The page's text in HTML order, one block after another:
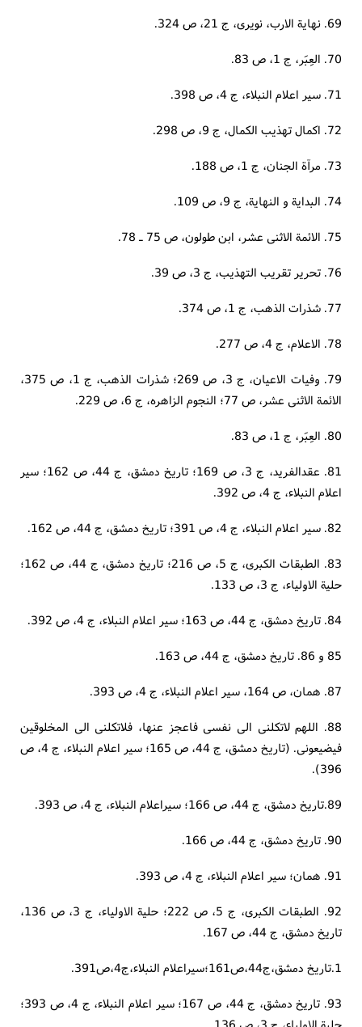
69. نهایة الارب، نویری، ج 21، ص 324.
70. العِبَر، ج 1، ص 83.
71. سیر اعلام النبلاء، ج 4، ص 398.
72. اکمال تهذیب الکمال، ج 9، ص 298.
73. مرآة الجنان، ج 1، ص 188.
74. البدایة و النهایة، ج 9، ص 109.
75. الائمة الاثنی عشر، ابن طولون، ص 75 ـ 78.
76. تحریر تقریب التهذیب، ج 3، ص 39.
77. شذرات الذهب، ج 1، ص 374.
78. الاعلام، ج 4، ص 277.
79. وفیات الاعیان، ج 3، ص 269؛ شذرات الذهب، ج 1، ص 375،
الائمة الاثنی عشر، ص 77؛ النجوم الزاهره، ج 6، ص 229.
80. العِبَر، ج 1، ص 83.
81. عقدالفرید، ج 3، ص 169؛ تاریخ دمشق، ج 44، ص 162؛ سیر
اعلام النبلاء، ج 4، ص 392.
82. سیر اعلام النبلاء، ج 4، ص 391؛ تاریخ دمشق، ج 44، ص 162.
83. الطبقات الکبری، ج 5، ص 216؛ تاریخ دمشق، ج 44، ص 162؛
حلیة الاولیاء، ج 3، ص 133.
84. تاریخ دمشق، ج 44، ص 163؛ سیر اعلام النبلاء، ج 4، ص 392.
85 و 86. تاریخ دمشق، ج 44، ص 163.
87. همان، ص 164، سیر اعلام النبلاء، ج 4، ص 393.
88. اللهم لاتکلنی الی نفسی فاعجز عنها، فلاتکلنی الی المخلوقین
فیضیعونی. (تاریخ دمشق، ج 44، ص 165؛ سیر اعلام النبلاء، ج 4، ص
396).
89.تاریخ دمشق، ج 44، ص 166؛ سیراعلام النبلاء، ج 4، ص 393.
90. تاریخ دمشق، ج 44، ص 166.
91. همان؛ سیر اعلام النبلاء، ج 4، ص 393.
92. الطبقات الکبری، ج 5، ص 222؛ حلیة الاولیاء، ج 3، ص 136،
تاریخ دمشق، ج 44، ص 167.
1.تاریخ دمشق،ج44،ص161؛سیراعلام النبلاء،ج4،ص391.
93. تاریخ دمشق، ج 44، ص 167؛ سیر اعلام النبلاء، ج 4، ص 393؛